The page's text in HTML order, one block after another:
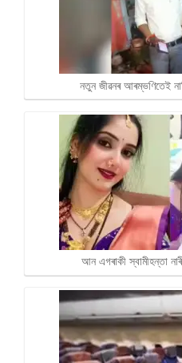
নতুন জীৱনৰ আৰম্ভণিতেই
আন এগৰাকী স্বামীহন্তা